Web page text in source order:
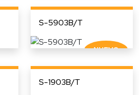
S-5903B/T
S-1903B/T